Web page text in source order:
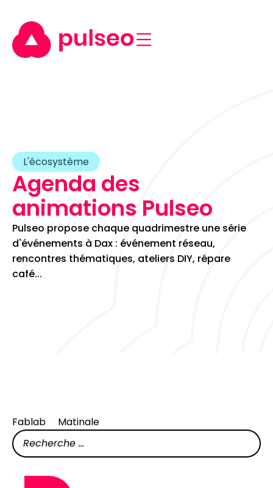
L'écosystème
Agenda des
animations Pulseo
Pulseo propose chaque quadrimestre une série
d'événements à Dax : événement réseau,
rencontres thématiques, ateliers DIY, répare
café...
Fablab Matinale